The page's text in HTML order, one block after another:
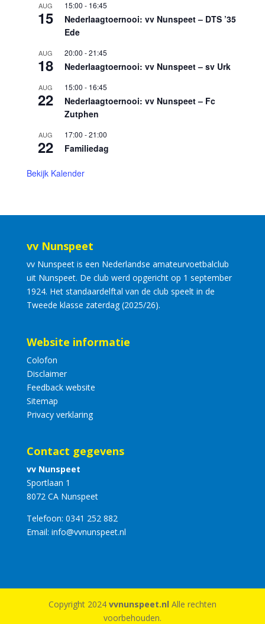
AUG
15
15:00 - 16:45
Nederlaagtoernooi: vv Nunspeet – DTS ’35
Ede
AUG
18
20:00 -21:45
Nederlaagtoernooi: vv Nunspeet – sv Urk
AUG
22
15:00 - 16:45
Nederlaagtoernooi: vv Nunspeet – Fc
Zutphen
AUG
22
17:00 -21:00
Familiedag
Bekijk Kalender
vv Nunspeet
vv Nunspeet is een Nederlandse amateurvoetbalclub
uit Nunspeet. De club werd opgericht op 1 september
1924. Het standaardelftal van de club speelt in de
Tweede klasse zaterdag (2025/26).
Website informatie
Colofon
Disclaimer
Feedback website
Sitemap
Privacy verklaring
Contact gegevens
vv Nunspeet
Sportlaan 1
8072 CA Nunspeet
Telefoon: 0341 252 882
Email: info@vvnunspeet.nl
Copyright 2024 vvnunspeet.nl Alle rechten
voorbehouden.